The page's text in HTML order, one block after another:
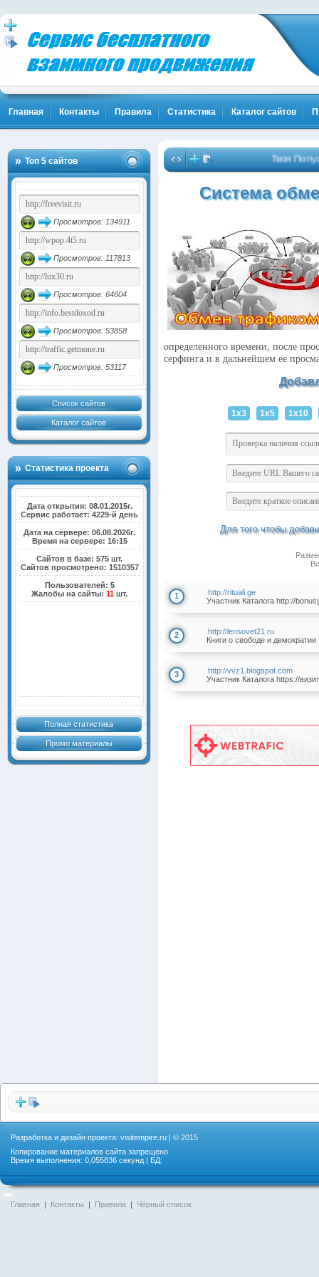
Главная Контакты Правила Статистика Каталог сайтов
Топ 5 сайтов
Просмотров: 134911
Просмотров: 117813
Просмотров: 64604
Просмотров: 53858
Просмотров: 53117
Список сайтов
Каталог сайтов
Статистика проекта
Дата открытия: 08.01.2015г.
Сервис работает: 4229-й день
Дата на сервере: 06.08.2026г.
Время на сервере: 16:15
Сайтов в базе: 575 шт.
Сайтов просмотрено: 1510357
Пользователей: 5
Жалобы на сайты:11 шт.
Полная статистика
Промо материалы
Твоя
Система
определенного времени, после
серфинга и в дальнейшем ее
1x3 1x5 1x10
Для того чтобы
1
http://rituali.ge
Участник Каталога http://
2
http://lensovet21.ru
Книги о свободе и
3
http://vvz1.blogspot.com
Участник Каталога https://
Разработка и дизайн проекта: visitempire.ru | © 2015
Копирование материалов сайта запрещено
Время выполнения: 0,055836 секунд | БД:
Главная | Контакты | Правила | Чёрный список